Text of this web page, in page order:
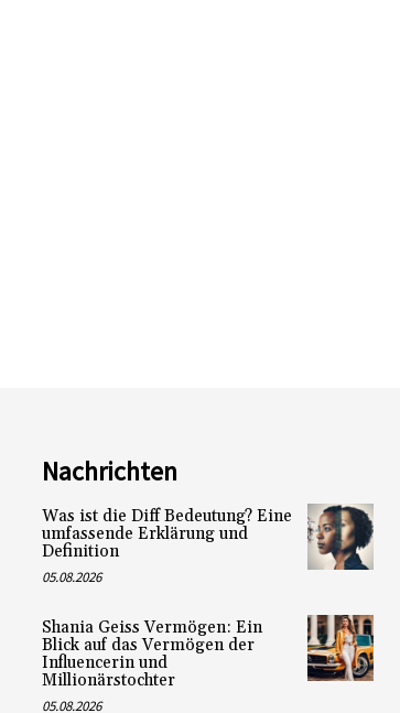
Nachrichten
Was ist die Diff Bedeutung? Eine
umfassende Erklärung und
Definition
05.08.2026
Shania Geiss Vermögen: Ein
Blick auf das Vermögen der
Influencerin und
Millionärstochter
05.08.2026